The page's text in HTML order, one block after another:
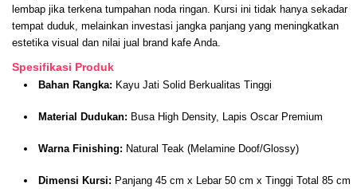
lembap jika terkena tumpahan noda ringan. Kursi ini tidak hanya sekadar
tempat duduk, melainkan investasi jangka panjang yang meningkatkan
estetika visual dan nilai jual brand kafe Anda.
Spesifikasi Produk
Bahan Rangka: Kayu Jati Solid Berkualitas Tinggi
Material Dudukan: Busa High Density, Lapis Oscar Premium
Warna Finishing: Natural Teak (Melamine Doof/Glossy)
Dimensi Kursi: Panjang 45 cm x Lebar 50 cm x Tinggi Total 85 cm